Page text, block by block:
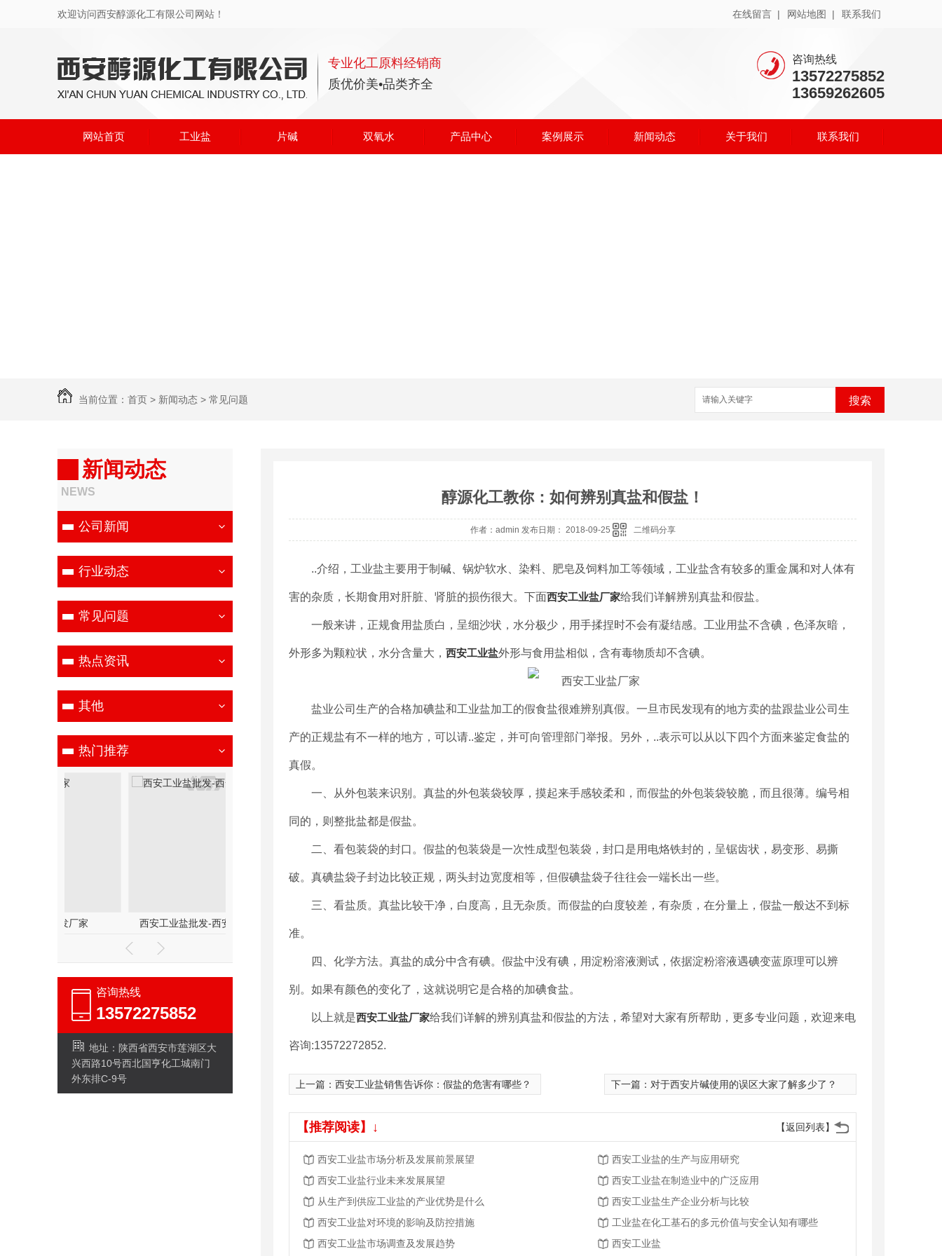
欢迎访问西安醇源化工有限公司网站！ 在线留言 | 网站地图 | 联系我们
专业化工原料经销商
质优价美•品类齐全
咨询热线
13572275852
13659262605
网站首页 工业盐 片碱 双氧水 产品中心 案例展示 新闻动态 关于我们 联系我们
当前位置： 首页 > 新闻动态 > 常见问题 搜索
新闻动态
NEWS
公司新闻
行业动态
常见问题
热点资讯
其他
热门推荐
西安工业盐批发-西安醇源化工
咨询热线
13572275852
地址：陕西省西安市莲湖区大
兴西路10号西北国亨化工城南门
外东排C-9号
醇源化工教你：如何辨别真盐和假盐！
作者：admin 发布日期： 2018-09-25 二维码分享
..介绍，工业盐主要用于制碱、锅炉软水、染料、肥皂及饲料加工等领域，工业盐含有较多的重金属和对人体有
害的杂质，长期食用对肝脏、肾脏的损伤很大。下面西安工业盐厂家给我们详解辨别真盐和假盐。
一般来讲，正规食用盐质白，呈细沙状，水分极少，用手揉捏时不会有凝结感。工业用盐不含碘，色泽灰暗，
外形多为颗粒状，水分含量大， 西安工业盐外形与食用盐相似，含有毒物质却不含碘。
盐业公司生产的合格加碘盐和工业盐加工的假食盐很难辨别真假。一旦市民发现有的地方卖的盐跟盐业公司生
产的正规盐有不一样的地方，可以请..鉴定，并可向管理部门举报。另外，..表示可以从以下四个方面来鉴定食盐的
真假。
一、从外包装来识别。真盐的外包装袋较厚，摸起来手感较柔和，而假盐的外包装袋较脆，而且很薄。编号相
同的，则整批盐都是假盐。
二、看包装袋的封口。假盐的包装袋是一次性成型包装袋，封口是用电烙铁封的，呈锯齿状，易变形、易撕
破。真碘盐袋子封边比较正规，两头封边宽度相等，但假碘盐袋子往往会一端长出一些。
三、看盐质。真盐比较干净，白度高，且无杂质。而假盐的白度较差，有杂质，在分量上，假盐一般达不到标
准。
四、化学方法。真盐的成分中含有碘。假盐中没有碘，用淀粉溶液测试，依据淀粉溶液遇碘变蓝原理可以辨
别。如果有颜色的变化了，这就说明它是合格的加碘食盐。
以上就是西安工业盐厂家给我们详解的辨别真盐和假盐的方法，希望对大家有所帮助，更多专业问题，欢迎来电
咨询:13572272852.
上一篇： 西安工业盐销售告诉你：假盐的危害有哪些？ 下一篇： 对于西安片碱使用的误区大家了解多少了？
【返回列表】
【推荐阅读】↓
西安工业盐市场分析及发展前景展望
西安工业盐的生产与应用研究
西安工业盐行业未来发展展望
西安工业盐在制造业中的广泛应用
从生产到供应工业盐的产业优势是什么
西安工业盐生产企业分析与比较
西安工业盐对环境的影响及防控措施
工业盐在化工基石的多元价值与安全认知有哪些
西安工业盐市场调查及发展趋势
西安工业盐